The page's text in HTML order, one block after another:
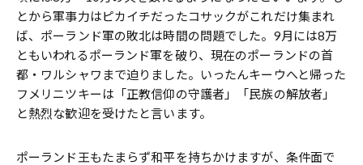
とから軍事力はピカイチだったコサックがこれだけ集まれ
ば、ポーランド軍の敗北は時間の問題でした。9月には8万
ともいわれるポーランド軍を破り、現在のポーランドの首
都・ワルシャワまで迫りました。いったんキーウへと帰った
フメリニツキーは「正教信仰の守護者」「民族の解放者」
と熱烈な歓迎を受けたと言います。
ポーランド王もたまらず和平を持ちかけますが、条件面で